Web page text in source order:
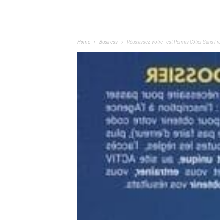
Home Business Réussissez Votre Test Permis Côtier Sans